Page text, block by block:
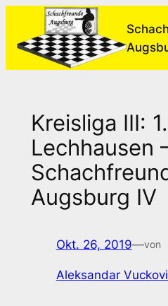
springen
Kreisliga III:
Lechhausen
Augsburg IV
Okt. 26, 2019—von
Aleksandar